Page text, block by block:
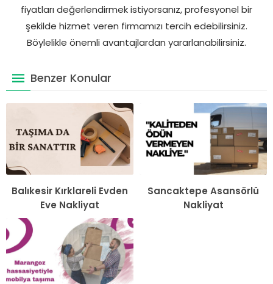
fiyatları değerlendirmek istiyorsanız, profesyonel bir
şekilde hizmet veren firmamızı tercih edebilirsiniz.
Böylelikle önemli avantajlardan yararlanabilirsiniz.
Benzer Konular
Balıkesir Kırklareli Evden
Eve Nakliyat
Sancaktepe Asansörlü
Nakliyat